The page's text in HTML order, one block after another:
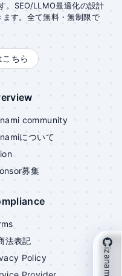
。SEO/LLMO最適化の設計
す。全て無料・無制限で
ちら
community
について
募集
法表記
Policy